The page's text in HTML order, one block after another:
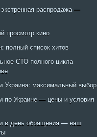
распродажа —
просмотр кино
полный список хитов
СТО полного цикла
Украина: максимальный выбор
по Украине — цены и условия
в день обращения — наш